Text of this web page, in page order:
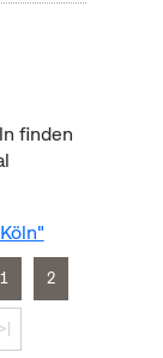
finden
1 2
>|